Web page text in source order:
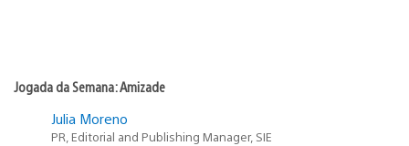
Jogada da Semana: Amizade
Julia Moreno
PR, Editorial and Publishing Manager, SIE